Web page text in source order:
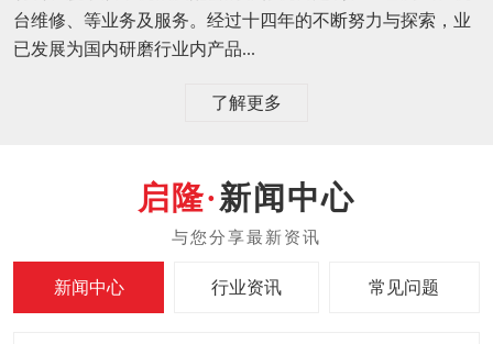
台维修、等业务及服务。经过十四年的不断努力与探索，业
已发展为国内研磨行业内产品...
了解更多
新闻中心
新闻中心 行业资讯 常见问题